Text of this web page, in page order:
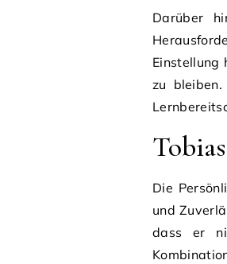
Darüber
Einstellung
zu
Die
und
dass er